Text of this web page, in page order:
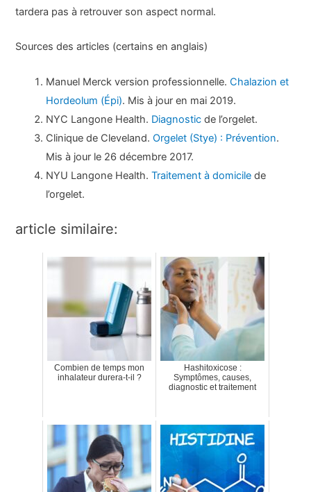
tardera pas à retrouver son aspect normal.
Sources des articles (certains en anglais)
Manuel Merck version professionnelle.Chalazion et
Hordeolum (Épi). Mis à jour en mai 2019.
NYC Langone Health. Diagnostic de l’orgelet.
Clinique de Cleveland.Orgelet (Stye) : Prévention.
Mis à jour le 26 décembre 2017.
NYU Langone Health.Traitement à domicile de
l’orgelet.
article similaire:
Combien de temps mon
inhalateur durera-t-il ?
Hashitoxicose :
Symptômes, causes,
diagnostic et traitement